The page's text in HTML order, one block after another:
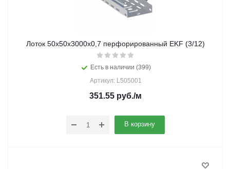
Лоток 50х50х3000х0,7 перфорированный EKF (3/12)
Есть в наличии (399)
Артикул: L505001
351.55 руб./м
В корзину